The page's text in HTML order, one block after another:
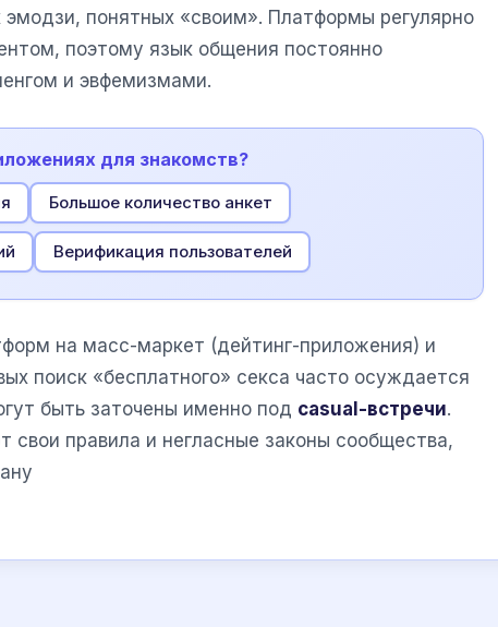
эмодзи, понятных «своим». Платформы регулярно
поэтому язык общения постоянно
и эвфемизмами.
для знакомств?
Большое количество анкет
Верификация пользователей
на масс-маркет (дейтинг-приложения) и
поиск «бесплатного» секса часто осуждается
быть заточены именно под casual-встречи.
правила и негласные законы сообщества,